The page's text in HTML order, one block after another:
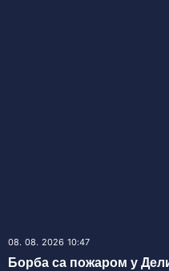
08. 08. 2026 10:47
Борба са пожаром у